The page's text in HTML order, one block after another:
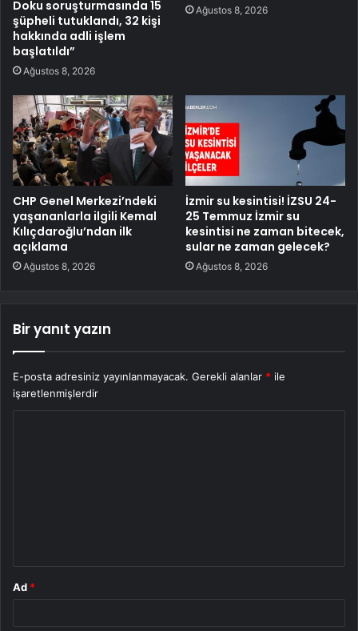
Doku soruşturmasında 15
şüpheli tutuklandı, 32 kişi
hakkında adli işlem
başlatıldı”
Ağustos 8, 2026
Ağustos 8, 2026
CHP Genel Merkezi’ndeki
yaşananlarla ilgili Kemal
Kılıçdaroğlu’ndan ilk
açıklama
Ağustos 8, 2026
İzmir su kesintisi! İZSU 24-
25 Temmuz İzmir su
kesintisi ne zaman bitecek,
sular ne zaman gelecek?
Ağustos 8, 2026
Bir yanıt yazın
E-posta adresiniz yayınlanmayacak. Gerekli alanlar * ile
işaretlenmişlerdir
Ad *